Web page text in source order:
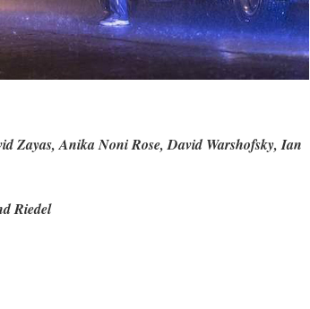
Zayas, Anika Noni Rose, David Warshofsky, Ian
Riedel